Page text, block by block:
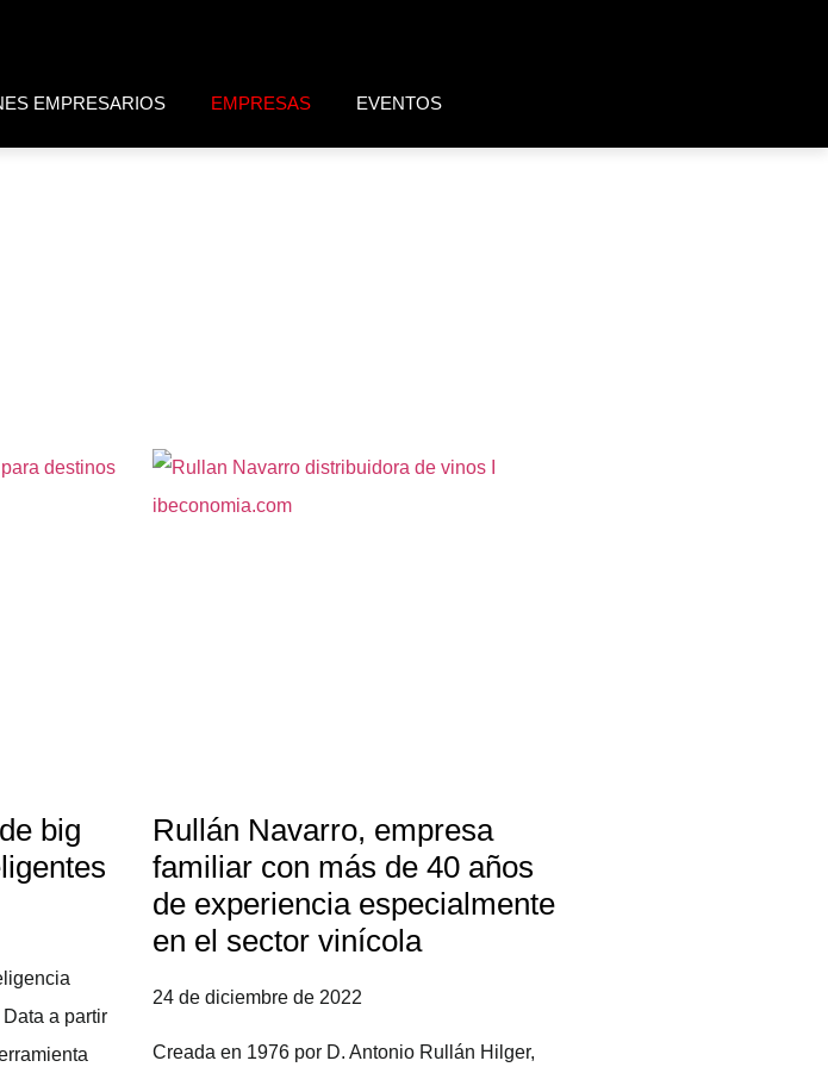
EMPRESARIOS EMPRESAS EVENTOS
big
a partir
Rullán Navarro, empresa
familiar con más de 40 años
de experiencia especialmente
en el sector vinícola
24 de diciembre de 2022
Creada en 1976 por D. Antonio Rullán Hilger,